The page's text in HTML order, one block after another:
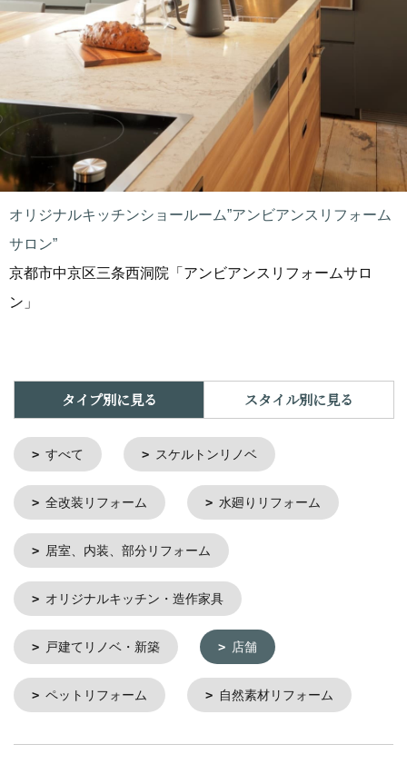
オリジナルキッチンショールーム”アンビアンスリフォーム
サロン”
京都市中京区三条西洞院「アンビアンスリフォームサロ
ン」
タイプ別に見る スタイル別に見る
すべて スケルトンリノベ
全改装リフォーム 水廻りリフォーム
居室、内装、部分リフォーム
オリジナルキッチン・造作家具
戸建てリノベ・新築 店舗
ペットリフォーム 自然素材リフォーム